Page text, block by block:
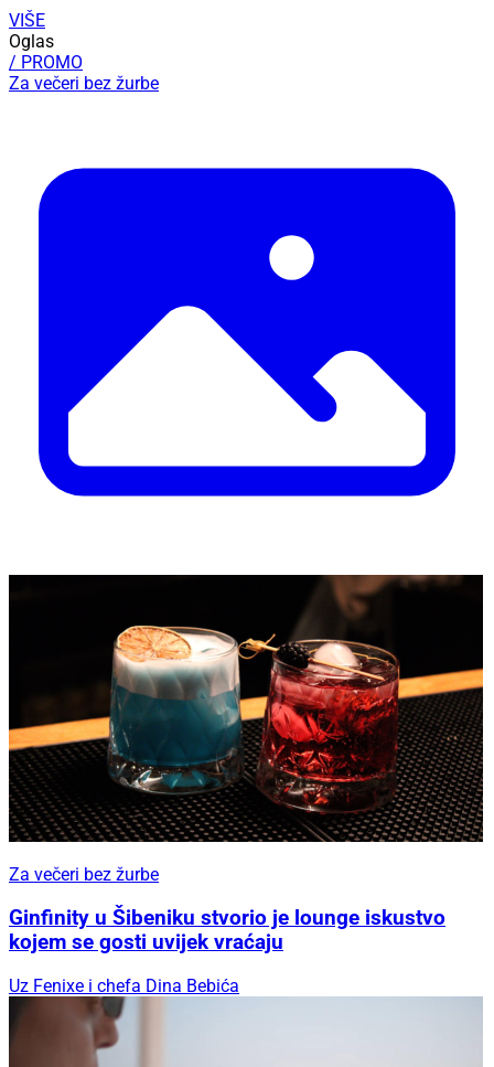
VIŠE
Oglas
/ PROMO
Za večeri bez žurbe
Za večeri bez žurbe
Ginfinity u Šibeniku stvorio je lounge iskustvo
kojem se gosti uvijek vraćaju
Uz Fenixe i chefa Dina Bebića